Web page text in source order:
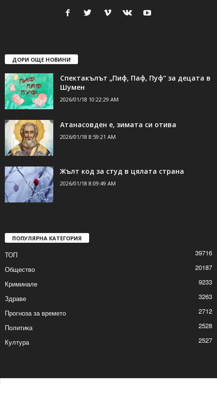
ДОРИ ОЩЕ НОВИНИ
Спектакълът „Пиф, Паф, Пуф“ за децата в
Шумен
2026/01/18 10:22:29 AM
Атанасовден е, зимата си отива
2026/01/18 8:59:21 AM
Жълт код за студ в цялата страна
2026/01/18 8:09:49 AM
ПОПУЛЯРНА КАТЕГОРИЯ
ТОП
39716
Общество
20187
Криминале
9233
Здраве
3263
Прогноза за времето
2712
Политика
2528
Култура
2527